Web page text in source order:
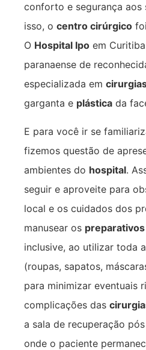
conforto e segurança aos
isso, o centro cirúrgico
O Hospital Ipo em
paranaense de
especializada em
garganta e plástica da
E para você ir se
fizemos questão de
ambientes do hospital.
seguir e aproveite para
local e os cuidados dos
manusear os preparativos
inclusive, ao utilizar toda
(roupas, sapatos,
para minimizar eventuais
complicações das
a sala de recuperação
onde o paciente